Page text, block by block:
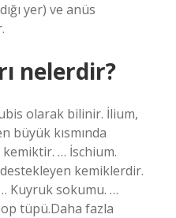
yer) ve anüs
nelerdir?
olarak bilinir. İlium,
büyük kısmında
… İschium.
destekleyen kemiklerdir.
Kuyruk sokumu. …
tüpü.Daha fazla